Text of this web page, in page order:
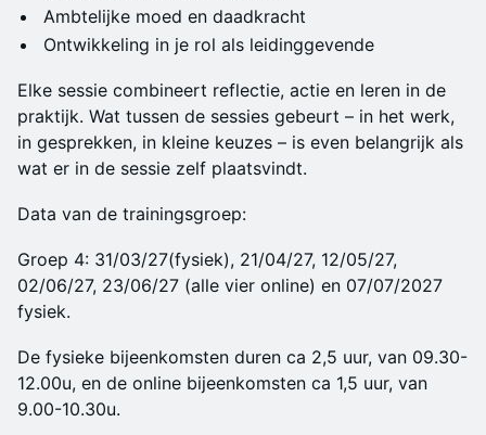
Ambtelijke moed en daadkracht
Ontwikkeling in je rol als leidinggevende
Elke sessie combineert reflectie, actie en leren in de
praktijk. Wat tussen de sessies gebeurt – in het werk,
in gesprekken, in kleine keuzes – is even belangrijk als
wat er in de sessie zelf plaatsvindt.
Data van de trainingsgroep:
Groep 4: 31/03/27(fysiek), 21/04/27, 12/05/27,
02/06/27, 23/06/27 (alle vier online) en 07/07/2027
fysiek.
De fysieke bijeenkomsten duren ca 2,5 uur, van 09.30-
12.00u, en de online bijeenkomsten ca 1,5 uur, van
9.00-10.30u.